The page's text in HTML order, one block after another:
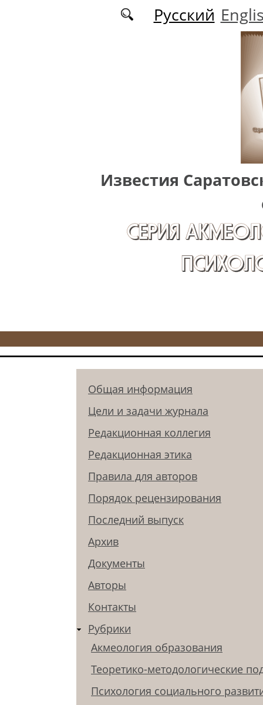
Перейти к основному содержаниюРусский
Известия
СЕРИЯ
Общая информация
Цели и задачи журнала
Редакционная коллегия
Редакционная этика
Правила для авторов
Порядок рецензирования
Последний выпуск
Архив
Документы
Авторы
Контакты
Рубрики
Акмеология образования
Теоретико-методологические
Психология социального